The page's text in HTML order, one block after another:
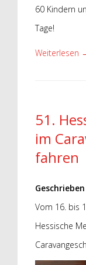
60 Kindern
Tage!
Weiterlesen
51.
im
fahren
Vom 16. bis
Hessische